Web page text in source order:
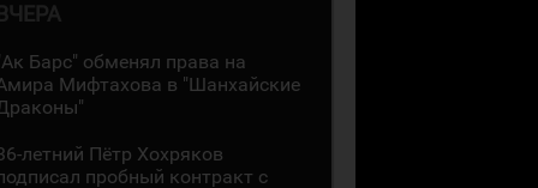
ВЧЕРА
Барс" обменял права на
Мифтахова в "Шанхайские
летний Пётр Хохряков
пробный контракт с